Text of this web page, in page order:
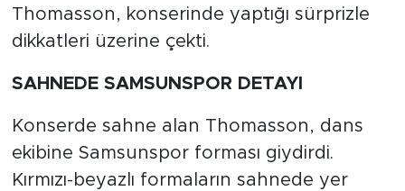
Thomasson, konserinde yaptığı sürprizle
dikkatleri üzerine çekti.
SAHNEDE SAMSUNSPOR DETAYI
Konserde sahne alan Thomasson, dans
ekibine Samsunspor forması giydirdi.
Kırmızı-beyazlı formaların sahnede yer